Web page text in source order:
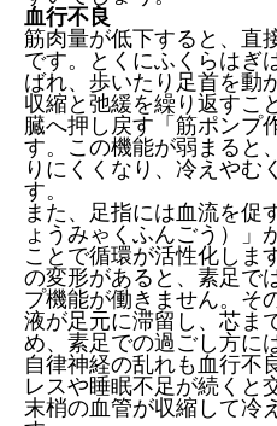
血行不良
筋肉量が低下すると、直
です。とくにふくらはぎ
ばれ、歩いたり足首を動
収縮と弛緩を繰り返すこ
臓へ押し戻す「筋ポンプ
す。この機能が弱まると
りにくくなり、冷えやむ
す。
また、足指には血流を促
ょうみゃくふんごう）」
ことで循環が活性化しま
の変形があると、素足で
プ機能が働きません。そ
液が足元に滞留し、芯ま
め、素足での過ごし方に
自律神経の乱れも血行不
レスや睡眠不足が続くと
末梢の血管が収縮して冷